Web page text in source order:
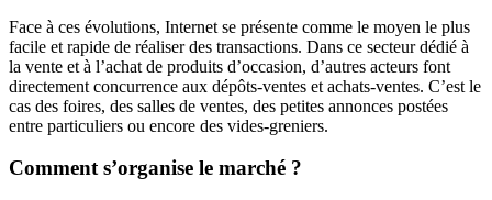
Face à ces évolutions, Internet se présente comme le moyen le plus
facile et rapide de réaliser des transactions. Dans ce secteur dédié à
la vente et à l’achat de produits d’occasion, d’autres acteurs font
directement concurrence aux dépôts-ventes et achats-ventes. C’est le
cas des foires, des salles de ventes, des petites annonces postées
entre particuliers ou encore des vides-greniers.
Comment s’organise le marché ?